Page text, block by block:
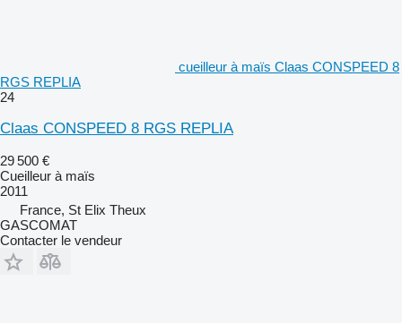
cueilleur à maïs Claas CONSPEED 8
RGS REPLIA
24
Claas CONSPEED 8 RGS REPLIA
29 500 €
Cueilleur à maïs
2011
France, St Elix Theux
GASCOMAT
Contacter le vendeur